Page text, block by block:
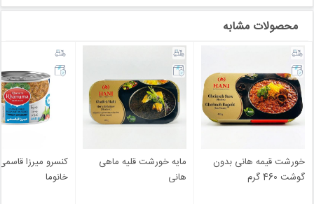
محصولات مشابه
خورشت قیمه هانی بدون
گوشت 460 گرم
مایه خورشت قلیه ماهی
هانی
کنسرو میرزا
خانوما